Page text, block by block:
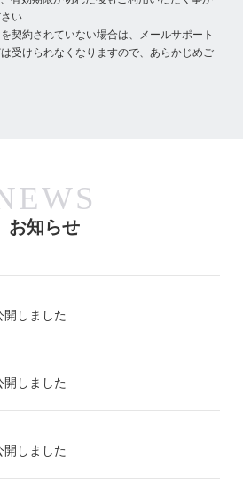
い
契約されていない場合は、メールサポート
受けられなくなりますので、あらかじめご
お知らせ
しました
しました
しました